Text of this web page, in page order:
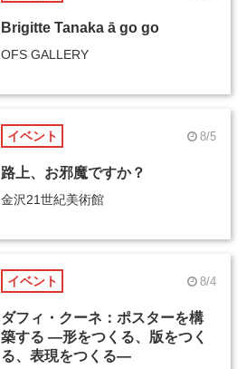
Brigitte Tanaka ā go go
OFS GALLERY
イベント 8/5
路上、お邪魔ですか？
金沢21世紀美術館
イベント 8/4
ダフィ・クーネ：ポスターを構
築する ―形をつくる、版をつく
る、表現をつくる―